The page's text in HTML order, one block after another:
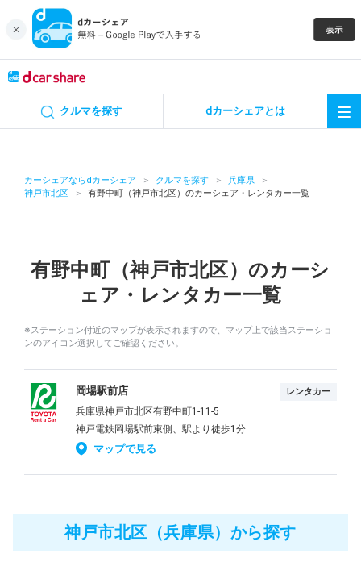
クルマを探す dカーシェアとは
カーシェアならdカーシェア クルマを探す
兵庫県
神戸市北区
有野中町（神戸市北区）のカーシェア・レンタカー一覧
有野中町（神戸市北区）のカーシ
ェア・レンタカー一覧
※ステーション付近のマップが表示されますので、マップ上で該当ステーショ
ンのアイコン選択してご確認ください。
岡場駅前店 レンタカー
兵庫県神戸市北区有野中町1-11-5
神戸電鉄岡場駅前東側、駅より徒歩1分
マップで見る
神戸市北区（兵庫県）から探す
カーシェア
特集
アプリの使い方